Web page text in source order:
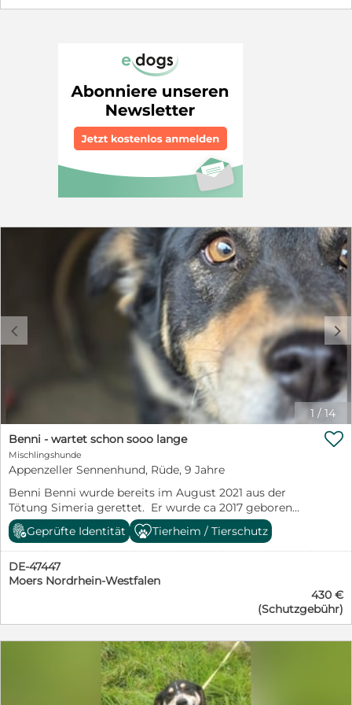
ins Shelter gebracht. Frenchie ist mittlerweile 7 Monate
welpentypisch verspielt und aktiv. Frenchie lässt sich
anfassen und streicheln. Sie sollte in einer liebevollen
Familie aufwachsen und nicht im Shelter. Frenchie
reist gechipt, geimpft und gegen Parasiten behandelt
1 / 14
c d
Benni - wartet schon sooo lange
Mischlingshunde
Appenzeller Sennenhund, Rüde, 9 Jahre
Benni Benni wurde bereits im August 2021 aus der
Tötung Simeria gerettet. Er wurde ca 2017 geboren
und ist ein wahnsinnig lieber Hundejunge. Seine
anfängliche Schüchternheit hat sich mittlerweile
gelegt - er ist ein sensibler lieber Hundejunge, der sich
sicherlich zu einem tollen Begleiter entwickeln wird.
Mit Artgenossen ist Benni verträglich, er ist mittelgroß.

Geprüfte Identität Tierheim / Tierschutz
DE-47447
Moers Nordrhein-Westfalen
430 €
(Schutzgebühr)